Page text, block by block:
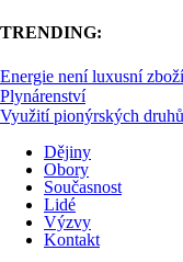
TRENDING:
Energie není luxusní zboží
Plynárenství
Využití pionýrských
Dějiny
Obory
Současnost
Lidé
Výzvy
Kontakt